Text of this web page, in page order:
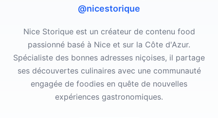
@nicestorique
Nice Storique est un créateur de contenu food
passionné basé à Nice et sur la Côte d'Azur.
Spécialiste des bonnes adresses niçoises, il partage
ses découvertes culinaires avec une communauté
engagée de foodies en quête de nouvelles
expériences gastronomiques.